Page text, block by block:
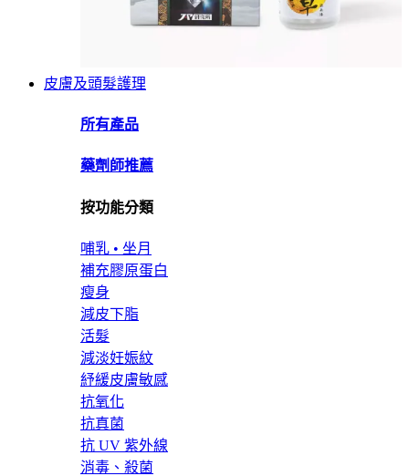
皮膚及頭髮護理
所有產品
藥劑師推薦
按功能分類
哺乳 • 坐月
補充膠原蛋白
瘦身
減皮下脂
活髮
減淡妊娠紋
紓緩皮膚敏感
抗氧化
抗真菌
抗 UV 紫外線
消毒、殺菌